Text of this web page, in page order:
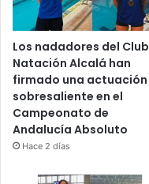
Los nadadores del Club
Natación Alcalá han
firmado una actuación
sobresaliente en el
Campeonato de
Andalucía Absoluto
Hace 2 días